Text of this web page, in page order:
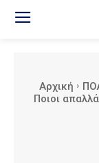
Αρχική
Ποιοι